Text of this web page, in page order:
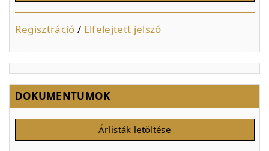
Regisztráció / Elfelejtett jelszó
DOKUMENTUMOK
Árlisták letöltése